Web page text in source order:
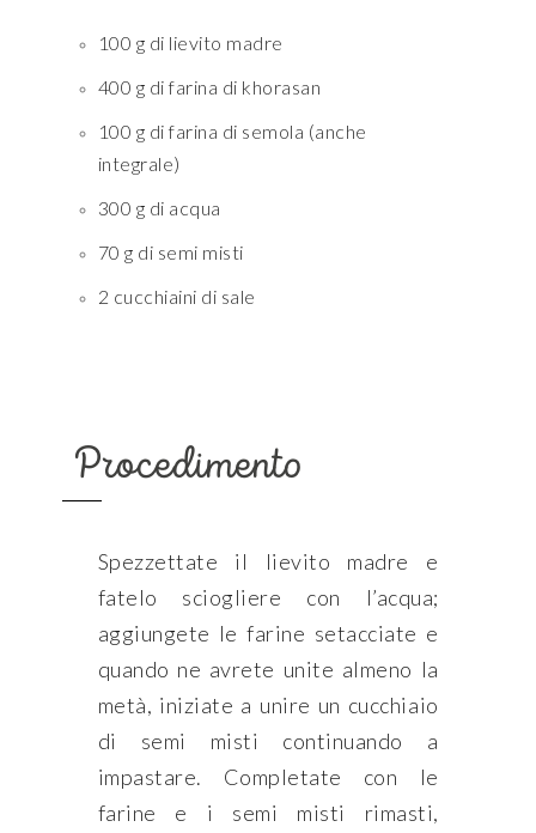
100 g di lievito madre
400 g di farina di khorasan
100 g di farina di semola (anche
integrale)
300 g di acqua
70 g di semi misti
2 cucchiaini di sale
Procedimento
Spezzettate il lievito madre e
fatelo sciogliere con l’acqua;
aggiungete le farine setacciate e
quando ne avrete unite almeno la
metà, iniziate a unire un cucchiaio
di semi misti continuando a
impastare. Completate con le
farine e i semi misti rimasti,